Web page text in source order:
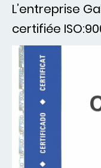
L’entreprise
certifiée